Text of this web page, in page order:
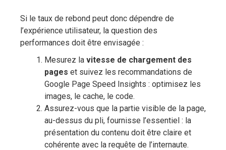
Si le taux de rebond peut donc dépendre de
l’expérience utilisateur, la question des
performances doit être envisagée :
Mesurez la vitesse de chargement des
pages et suivez les recommandations de
Google Page Speed Insights : optimisez les
images, le cache, le code.
Assurez-vous que la partie visible de la page,
au-dessus du pli, fournisse l’essentiel : la
présentation du contenu doit être claire et
cohérente avec la requête de l’internaute.